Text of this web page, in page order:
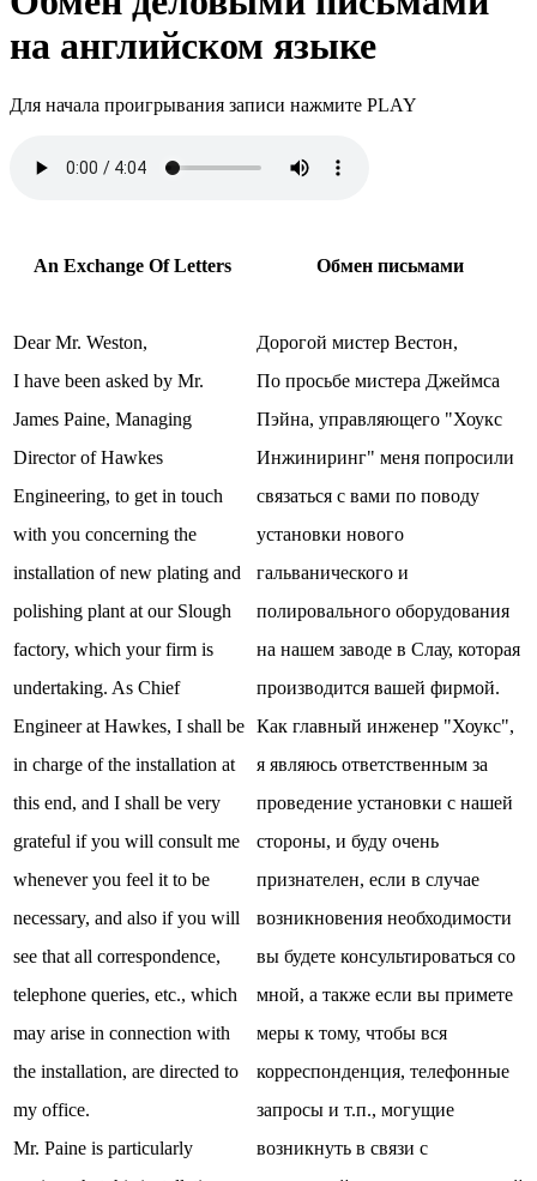
на английском языке
Для начала проигрывания записи нажмите PLAY
An Exchange Of Letters
Dear Mr. Weston,
I have been asked by Mr.
James Paine, Managing
Director of Hawkes
Engineering, to get in touch
with you concerning the
installation of new plating and
polishing plant at our Slough
factory, which your firm is
undertaking. As Chief
Engineer at Hawkes, I shall be
in charge of the installation at
this end, and I shall be very
grateful if you will consult me
whenever you feel it to be
necessary, and also if you will
see that all correspondence,
telephone queries, etc., which
may arise in connection with
the installation, are directed to
my office.
Mr. Paine is particularly
Обмен письмами
Дорогой мистер Вестон,
По просьбе мистера Джеймса
Пэйна, управляющего "Хоукс
Инжиниринг" меня попросили
связаться с вами по поводу
установки нового
гальванического и
полировального оборудования
на нашем заводе в Слау, которая
производится вашей фирмой.
Как главный инженер "Хоукс",
я являюсь ответственным за
проведение установки с нашей
стороны, и буду очень
признателен, если в случае
возникновения необходимости
вы будете консультироваться со
мной, а также если вы примете
меры к тому, чтобы вся
корреспонденция, телефонные
запросы и т.п., могущие
возникнуть в связи с